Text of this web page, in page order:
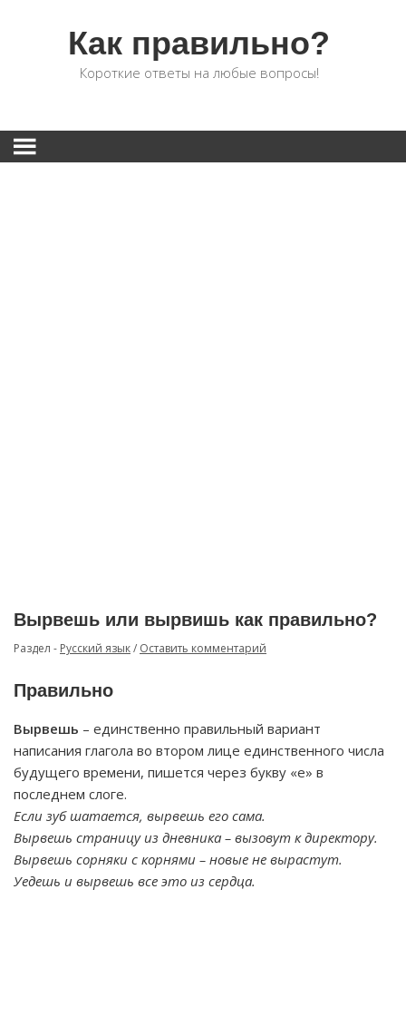
Как правильно?
Короткие ответы на любые вопросы!
Вырвешь или вырвишь как правильно?
Раздел - Русский язык/ Оставить комментарий
Правильно
Вырвешь – единственно правильный вариант
написания глагола во втором лице единственного числа
будущего времени, пишется через букву «е» в
последнем слоге.
Если зуб шатается, вырвешь его сама.
Вырвешь страницу из дневника – вызовут к директору.
Вырвешь сорняки с корнями – новые не вырастут.
Уедешь и вырвешь все это из сердца.